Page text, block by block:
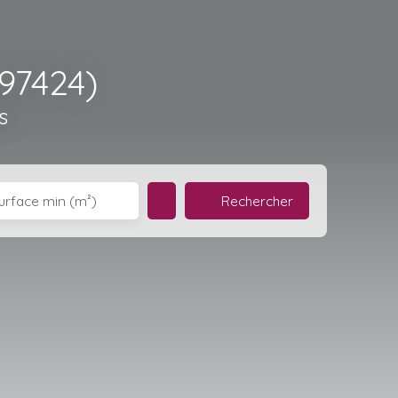
min (m²) Rechercher